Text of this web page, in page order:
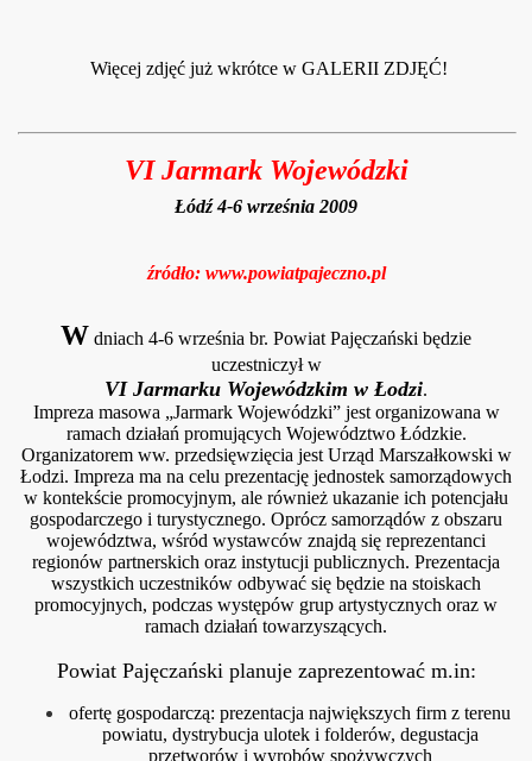
Więcej zdjęć już wkrótce w GALERII ZDJĘĆ!
VI Jarmark Wojewódzki
Łódź 4-6 września 2009
źródło: www.powiatpajeczno.pl
W dniach 4-6 września br. Powiat Pajęczański będzie
uczestniczył w
VI Jarmarku Wojewódzkim w Łodzi.
Impreza masowa „Jarmark Wojewódzki” jest organizowana w
ramach działań promujących Województwo Łódzkie.
Organizatorem ww. przedsięwzięcia jest Urząd Marszałkowski w
Łodzi. Impreza ma na celu prezentację jednostek samorządowych
w kontekście promocyjnym, ale również ukazanie ich potencjału
gospodarczego i turystycznego. Oprócz samorządów z obszaru
województwa, wśród wystawców znajdą się reprezentanci
regionów partnerskich oraz instytucji publicznych. Prezentacja
wszystkich uczestników odbywać się będzie na stoiskach
promocyjnych, podczas występów grup artystycznych oraz w
ramach działań towarzyszących.
Powiat Pajęczański planuje zaprezentować m.in:
ofertę gospodarczą: prezentacja największych firm z terenu
powiatu, dystrybucja ulotek i folderów, degustacja
przetworów i wyrobów spożywczych